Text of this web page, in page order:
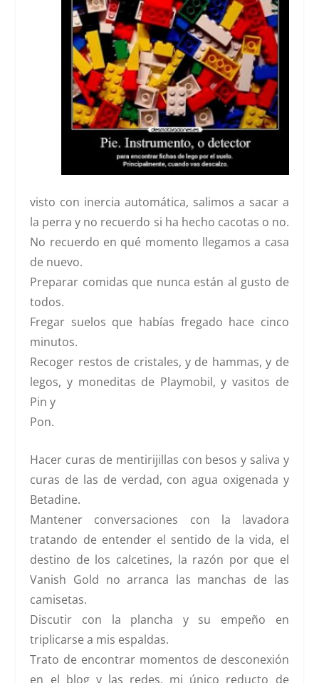
visto con inercia automática, salimos a sacar a
la perra y no recuerdo si ha hecho cacotas o no.
No recuerdo en qué momento llegamos a casa
de nuevo.
Preparar comidas que nunca están al gusto de
todos.
Fregar suelos que habías fregado hace cinco
minutos.
Recoger restos de cristales, y de hammas, y de
legos, y moneditas de Playmobil, y vasitos de
Pin y
Pon.
Hacer curas de mentirijillas con besos y saliva y
curas de las de verdad, con agua oxigenada y
Betadine.
Mantener conversaciones con la lavadora
tratando de entender el sentido de la vida, el
destino de los calcetines, la razón por que el
Vanish Gold no arranca las manchas de las
camisetas.
Discutir con la plancha y su empeño en
triplicarse a mis espaldas.
Trato de encontrar momentos de desconexión
en el blog y las redes, mi único reducto de